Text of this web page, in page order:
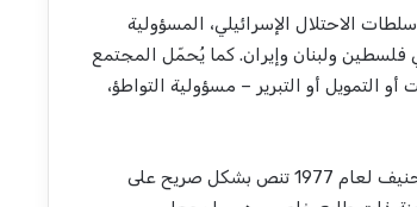
الاحتلال الإسرائيلي، المسؤولية
ولبنان وإيران. كما يُحمّل المجتمع
التمويل أو التبرير – مسؤولية التواطؤ،
ويُذكّر المرصد بأن المادة (79) من البروتوكول الإضافي الأول لاتفاقيات جنيف لعام 1977 تنص بشكل صريح على